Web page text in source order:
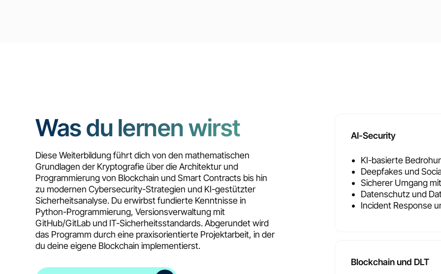
Was du lernen wirst
Diese Weiterbildung führt dich von den mathematischen
Grundlagen der Kryptografie über die Architektur und
Programmierung von Blockchain und Smart Contracts bis hin
zu modernen Cybersecurity-Strategien und KI-gestützter
Sicherheitsanalyse. Du erwirbst fundierte Kenntnisse in
Python-Programmierung, Versionsverwaltung mit
GitHub/GitLab und IT-Sicherheitsstandards. Abgerundet wird
das Programm durch eine praxisorientierte Projektarbeit, in der
du deine eigene Blockchain implementierst.
AI-Security
KI-basierte
Deepfakes und
Sicherer Umgang
Datenschutz und
Incident Response
Blockchain und DLT